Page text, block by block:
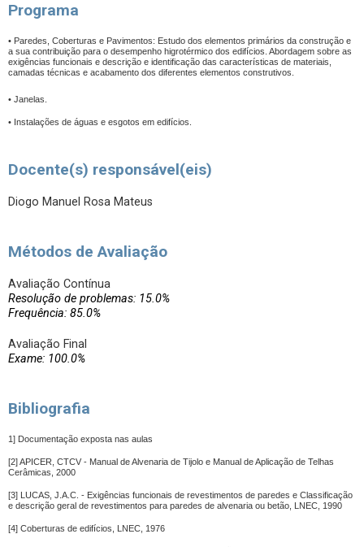
Programa
• Paredes, Coberturas e Pavimentos: Estudo dos elementos primários da construção e
a sua contribuição para o desempenho higrotérmico dos edifícios. Abordagem sobre as
exigências funcionais e descrição e identificação das características de materiais,
camadas técnicas e acabamento dos diferentes elementos construtivos.
• Janelas.
• Instalações de águas e esgotos em edifícios.
Docente(s) responsável(eis)
Diogo Manuel Rosa Mateus
Métodos de Avaliação
Avaliação Contínua
Resolução de problemas: 15.0%
Frequência: 85.0%
Avaliação Final
Exame: 100.0%
Bibliografia
1] Documentação exposta nas aulas
[2] APICER, CTCV - Manual de Alvenaria de Tijolo e Manual de Aplicação de Telhas
Cerâmicas, 2000
[3] LUCAS, J.A.C. - Exigências funcionais de revestimentos de paredes e Classificação
e descrição geral de revestimentos para paredes de alvenaria ou betão, LNEC, 1990
[4] Coberturas de edifícios, LNEC, 1976